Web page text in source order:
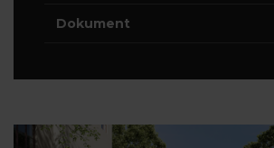
Dokument